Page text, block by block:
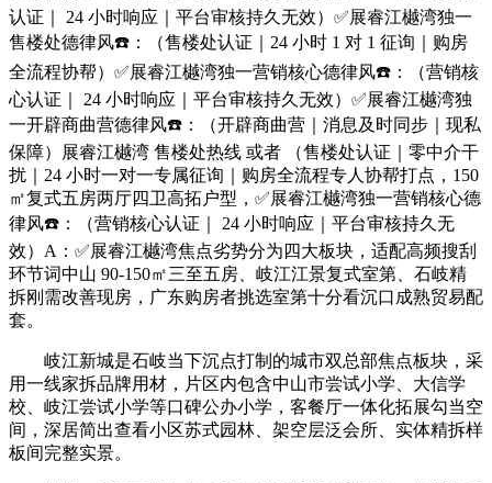
认证｜ 24 小时响应｜平台审核持久无效）✅展睿江樾湾独一
售楼处德律风☎️：（售楼处认证｜24 小时 1 对 1 征询｜购房
全流程协帮）✅展睿江樾湾独一营销核心德律风☎️：（营销核
心认证｜ 24 小时响应｜平台审核持久无效）✅展睿江樾湾独
一开辟商曲营德律风☎️：（开辟商曲营｜消息及时同步｜现私
保障）展睿江樾湾 售楼处热线 或者 （售楼处认证｜零中介干
扰｜24 小时一对一专属征询｜购房全流程专人协帮打点，150
㎡复式五房两厅四卫高拓户型，✅展睿江樾湾独一营销核心德
律风☎️：（营销核心认证｜ 24 小时响应｜平台审核持久无
效）A：✅展睿江樾湾焦点劣势分为四大板块，适配高频搜刮
环节词中山 90-150㎡三至五房、岐江江景复式室第、石岐精
拆刚需改善现房，广东购房者挑选室第十分看沉口成熟贸易配
套。
岐江新城是石岐当下沉点打制的城市双总部焦点板块，采
用一线家拆品牌用材，片区内包含中山市尝试小学、大信学
校、岐江尝试小学等口碑公办小学，客餐厅一体化拓展勾当空
间，深居简出查看小区苏式园林、架空层泛会所、实体精拆样
板间完整实景。